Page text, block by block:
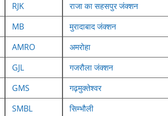
RJK राजा का सहसपुर जंक्शन
MB मुरादाबाद जंक्शन
AMRO अमरोहा
GJL गजरौला जंक्शन
GMS गढ़मुक्तेश्वर
SMBL सिम्भौली